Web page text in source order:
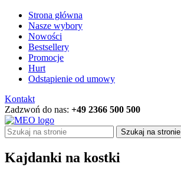
Strona główna
Nasze wybory
Nowości
Bestsellery
Promocje
Hurt
Odstąpienie od umowy
Kontakt
Zadzwoń do nas: +49 2366 500 500
Szukaj na stronie
Kajdanki na kostki